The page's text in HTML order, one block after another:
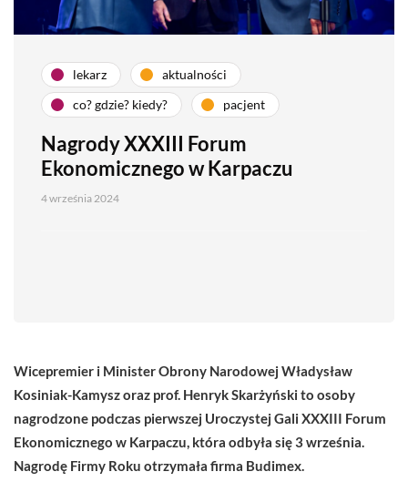
lekarz
aktualności
co? gdzie? kiedy?
pacjent
Nagrody XXXIII Forum
Ekonomicznego w Karpaczu
4 września 2024
Wicepremier i Minister Obrony Narodowej Władysław
Kosiniak-Kamysz oraz prof. Henryk Skarżyński to osoby
nagrodzone podczas pierwszej Uroczystej Gali XXXIII Forum
Ekonomicznego w Karpaczu, która odbyła się 3 września.
Nagrodę Firmy Roku otrzymała firma Budimex.